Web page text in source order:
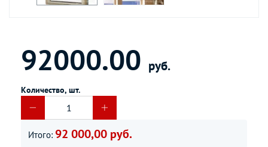
92000.00 руб.
Количество, шт.
Итого: 92 000,00 руб.